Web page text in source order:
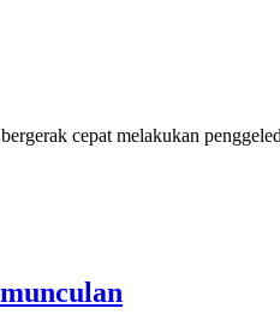
cepat melakukan